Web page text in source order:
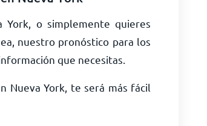
York, o simplemente quieres
nuestro pronóstico para los
que necesitas.
Nueva York, te será más fácil